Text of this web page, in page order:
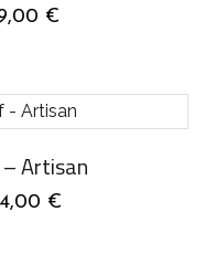
€
Artisan
€